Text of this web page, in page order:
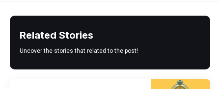
Related Stories
Uncover the stories that related to the post!